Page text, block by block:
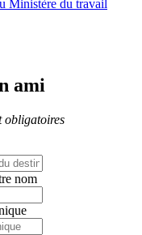
Ministère du travail
ami
obligatoires
nom